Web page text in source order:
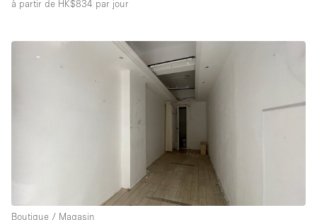
à partir de HK$834 par jour
Boutique / Magasin